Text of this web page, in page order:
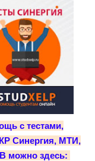
с тестами,
Синергия, МТИ,
можно здесь: